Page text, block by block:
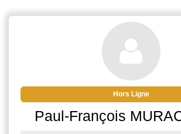
Corse du Sud, surplombant
moins de 400 m de la plage,
Capu Seninu propose 20
studio au T3, entièrement
Hors Ligne
Paul-François